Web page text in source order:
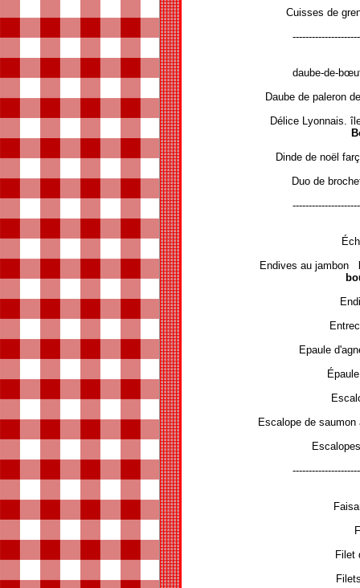
Cuisses de
daube-de-
Daube de paleron
Délice Lyonnais.
Dinde de noël
Duo de
Endives au jambon
Epaule
Escalope de
Filet